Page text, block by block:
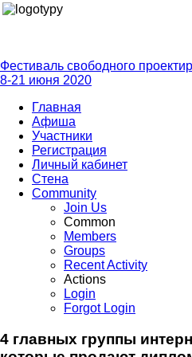
Фестиваль свободного
8-21 июня 2020
Главная
Афиша
Участники
Регистрация
Личный кабинет
Стена
Community
Join Us
Common
Members
Groups
Recent Activity
Actions
Login
Forgot Login
4 главных группы